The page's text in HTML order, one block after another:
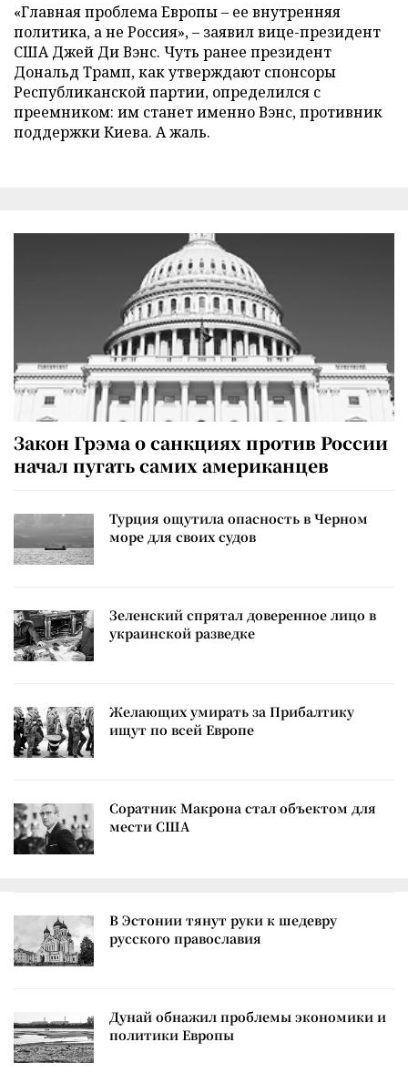
«Главная проблема Европы – ее внутренняя
политика, а не Россия», – заявил вице-президент
США Джей Ди Вэнс. Чуть ранее президент
Дональд Трамп, как утверждают спонсоры
Республиканской партии, определился с
преемником: им станет именно Вэнс, противник
поддержки Киева. А жаль.
Закон Грэма о санкциях против России
начал пугать самих американцев
Турция ощутила опасность в Черном
море для своих судов
Зеленский спрятал доверенное лицо в
украинской разведке
Желающих умирать за Прибалтику
ищут по всей Европе
Соратник Макрона стал объектом для
мести США
В Эстонии тянут руки к шедевру
русского православия
Дунай обнажил проблемы экономики и
политики Европы